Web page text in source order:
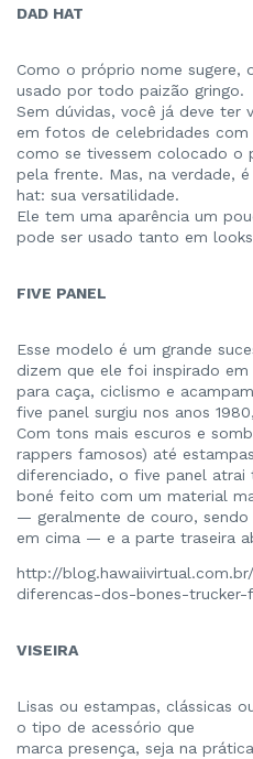
DAD HAT
Como o próprio nome sugere,
usado por todo paizão gringo.
Sem dúvidas, você já deve ter
em fotos de celebridades
como se tivessem colocado o
pela frente. Mas, na verdade,
hat: sua versatilidade.
Ele tem uma aparência um
pode ser usado tanto em
FIVE PANEL
Esse modelo é um grande
dizem que ele foi inspirado em
para caça, ciclismo e
five panel surgiu nos anos
Com tons mais escuros e
rappers famosos) até
diferenciado, o five panel
boné feito com um material
— geralmente de couro, sendo
em cima — e a parte traseira
http://
diferencas-dos-bones-
VISEIRA
Lisas ou estampas, clássicas
o tipo de acessório que
marca presença, seja na